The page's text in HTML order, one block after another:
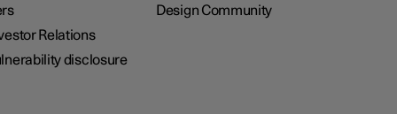
Relations
disclosure
Design Community